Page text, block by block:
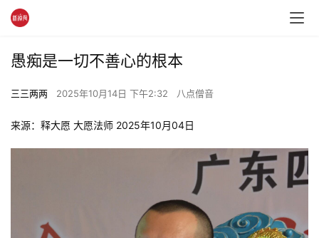
愚痴是一切不善心的根本
三三两两 2025年10月14日 下午2:32 八点僧音
来源：释大愿 大愿法师 2025年10月04日